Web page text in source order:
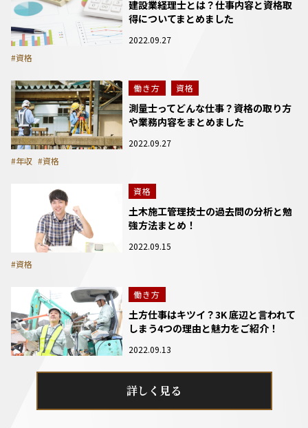
建設業経理士とは？仕事内容と資格取
得についてまとめました
2022.09.27
#資格
働き方 資格
測量士ってどんな仕事？資格の取り方
や業務内容をまとめました
2022.09.27
#年収 #資格
資格
土木施工管理技士の過去問の分析と勉
強方法まとめ！
2022.09.15
#資格
働き方
土方仕事はキツイ？3K 底辺と言われて
しまう4つの理由と魅力をご紹介！
2022.09.13
詳しく見る